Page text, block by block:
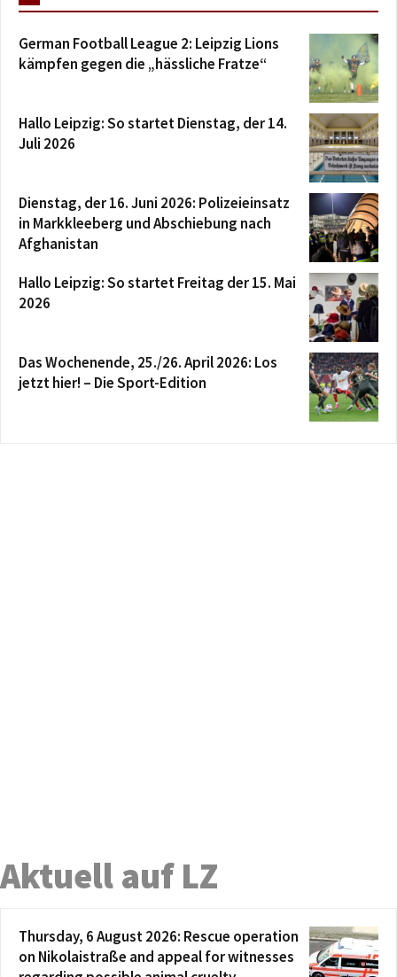
German Football League 2: Leipzig Lions
kämpfen gegen die „hässliche Fratze“
Hallo Leipzig: So startet Dienstag, der 14.
Juli 2026
Dienstag, der 16. Juni 2026: Polizeieinsatz
in Markkleeberg und Abschiebung nach
Afghanistan
Hallo Leipzig: So startet Freitag der 15. Mai
2026
Das Wochenende, 25./26. April 2026: Los
jetzt hier! – Die Sport-Edition
Aktuell auf LZ
Thursday, 6 August 2026: Rescue operation
on Nikolaistraße and appeal for witnesses